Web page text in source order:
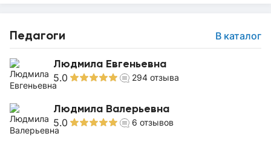
Педагоги В каталог
Людмила Евгеньевна
5.0 294 отзыва
Людмила Валерьевна
5.0 6 отзывов